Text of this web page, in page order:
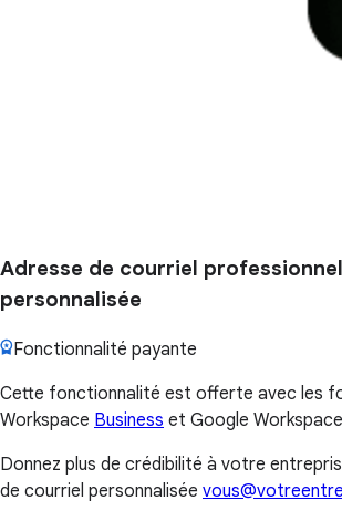
Adresse de courriel
personnalisée
Fonctionnalité payante
Cette fonctionnalité est offerte avec les
Workspace Business et Google Workspace
Donnez plus de crédibilité à votre
de courriel personnalisée